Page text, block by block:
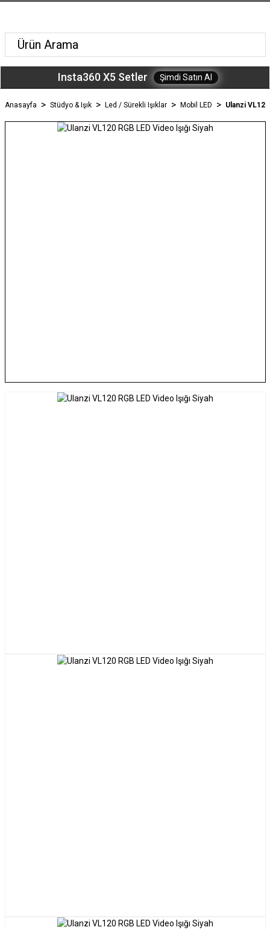
Insta360 X5 Setler Şimdi Satın Al
Anasayfa Stüdyo & Işık Led / Sürekli Işıklar Mobil LED Ulanzi VL120